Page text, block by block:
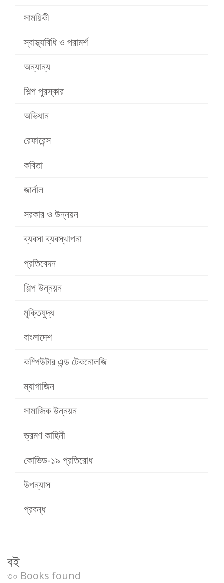
সাময়িকী
স্বাস্থ্যবিধি ও পরামর্শ
অন্যান্য
শিল্প পুরস্কার
অভিধান
রেফারেন্স
কবিতা
জার্নাল
সরকার ও উন্নয়ন
ব্যবসা ব্যবস্থাপনা
প্রতিবেদন
শিল্প উন্নয়ন
মুক্তিযুদ্ধ
বাংলাদেশ
কম্পিউটার এন্ড টেকনোলজি
ম্যাগাজিন
সামাজিক উন্নয়ন
ভ্রমণ কাহিনী
কোভিড-১৯ প্রতিরোধ
উপন্যাস
প্রবন্ধ
বই
৩০ Books found